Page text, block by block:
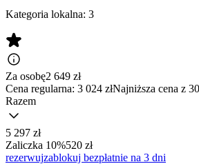
Kategoria lokalna: 3
Za osobę2 649 zł
Cena regularna: 3 024 złNajniższa cena z
Razem
5 297 zł
Zaliczka 10%520 zł
rezerwujzablokuj bezpłatnie na 3 dni